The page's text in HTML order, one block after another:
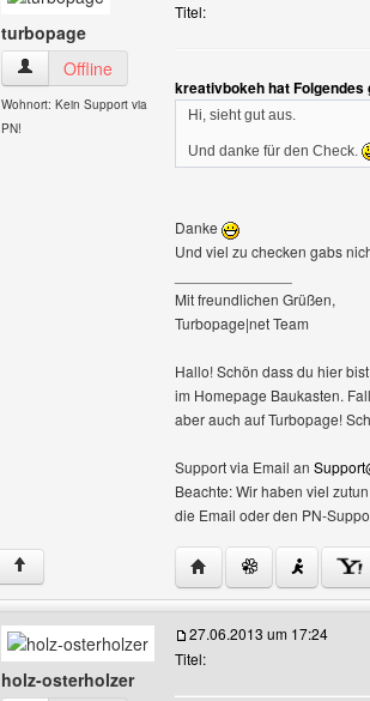
turbopage
turbopage Benutzer-Profile anzeigen
Offline
Wohnort: Kein Support via
PN!
Titel:
kreativbokeh hat
Hi, sieht gut aus.
Und danke für den Check.
Danke
Und viel zu checken gabs
Mit freundlichen Grüßen,
Turbopage|net Team
Hallo! Schön dass du hier
im Homepage Baukasten.
aber auch auf Turbopage!
Support via Email an
Beachte: Wir haben viel
die Email oder den PN-
↑ Website dieses
holz-osterholzer
27.06.2013 um 17:24
Titel: